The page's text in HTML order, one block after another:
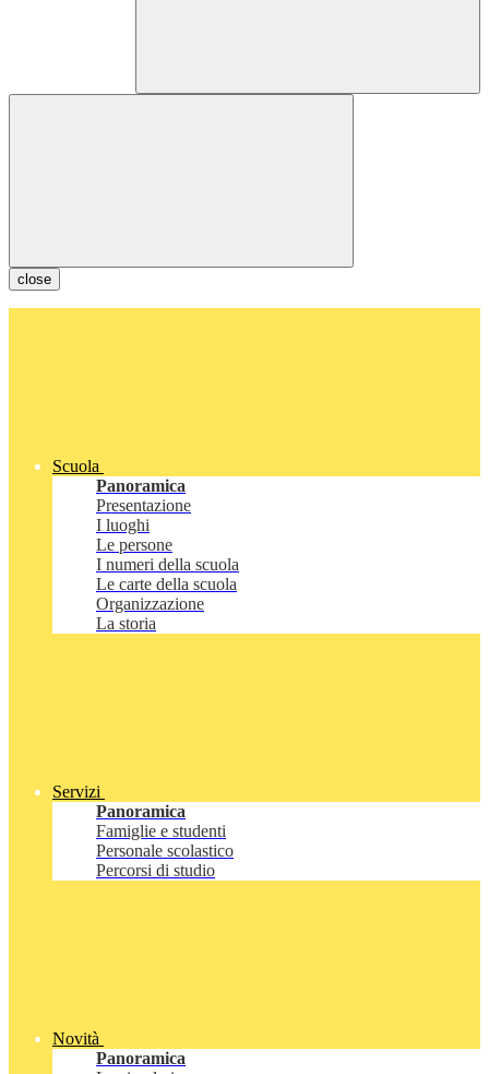
close
Scuola
Panoramica
Presentazione
I luoghi
Le persone
I numeri della scuola
Le carte della scuola
Organizzazione
La storia
Servizi
Panoramica
Famiglie e studenti
Personale scolastico
Percorsi di studio
Novità
Panoramica